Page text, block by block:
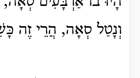
וְנָטַל סְאָה, הֲרֵי זֶה